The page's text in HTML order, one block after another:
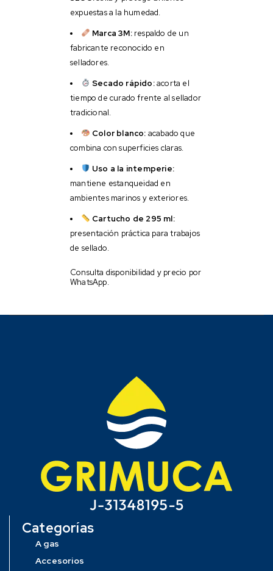
expuestas a la humedad.
Marca 3M:respaldo de un
fabricante reconocido en
selladores.
Secado rápido:acorta el
tiempo de curado frente al sellador
tradicional.
Color blanco: acabado que
combina con superficies claras.
Uso a la intemperie:
mantiene estanqueidad en
ambientes marinos y exteriores.
Cartucho de 295 ml:
presentación práctica para trabajos
de sellado.
Consulta disponibilidad y precio por
WhatsApp.
Categorías
A gas
Accesorios